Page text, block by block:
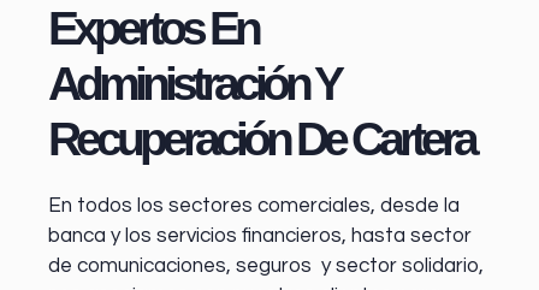
Expertos En
Administración Y
Recuperación De Cartera
En todos los sectores comerciales, desde la
banca y los servicios financieros, hasta sector
de comunicaciones, seguros y sector solidario,